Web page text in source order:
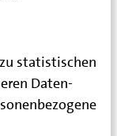
sta­tis­ti­schen
Daten­